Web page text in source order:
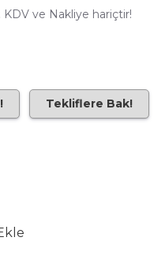
ve Nakliye hariçtir!
Tekliflere Bak!